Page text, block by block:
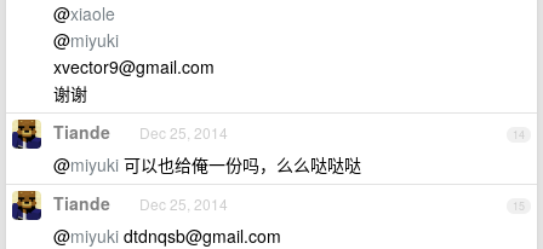
@xiaole
@miyuki
xvector9@gmail.com
谢谢
14
Tiande Dec 25, 2014
@miyuki 可以也给俺一份吗，么么哒哒哒
15
Tiande Dec 25, 2014
@miyuki dtdnqsb@gmail.com